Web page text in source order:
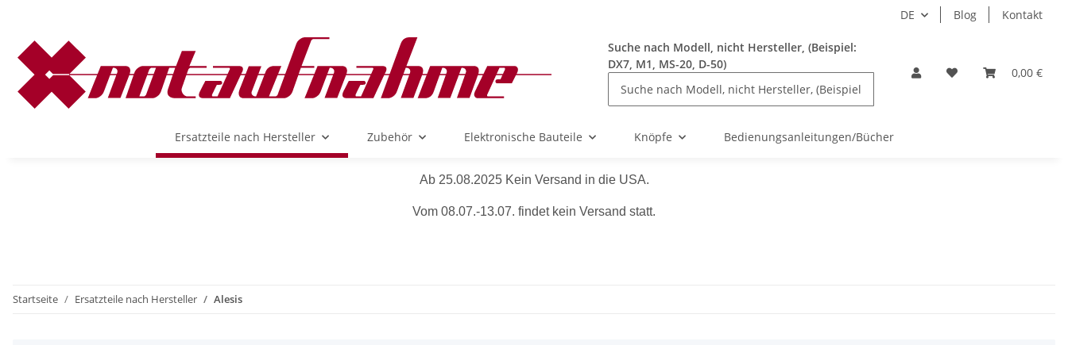
DE Blog Kontakt
Suche nach Modell, nicht Hersteller, (Beispiel:
DX7, M1, MS-20, D-50)
0,00 €
Ersatzteile nach Hersteller Zubehör Elektronische Bauteile Knöpfe Bedienungsanleitungen/Bücher
Ab 25.08.2025 Kein Versand in die USA.
Vom 08.07.-13.07. findet kein Versand statt.
Startseite Ersatzteile nach Hersteller Alesis